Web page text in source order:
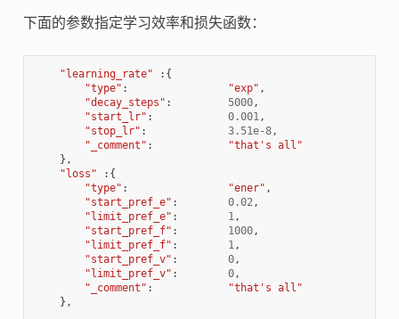
下面的参数指定学习效率和损失函数：
"learning_rate"
:{
"type" : "exp" ,
"decay_steps" : 5000,
"start_lr" : 0.001,
"stop_lr" : 3.51e-8,
"_comment" :
"that's all"
},
"loss"
:{
"type" : "ener" ,
"start_pref_e" : 0.02,
"limit_pref_e" : 1,
"start_pref_f" : 1000,
"limit_pref_f" : 1,
"start_pref_v" : 0,
"limit_pref_v" : 0,
"_comment" :
"that's all"
},